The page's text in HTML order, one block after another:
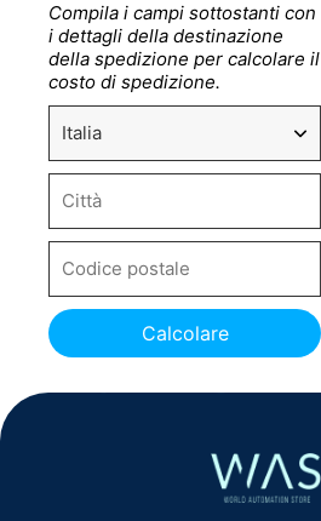
Compila i campi sottostanti con
i dettagli della destinazione
della spedizione per calcolare il
costo di spedizione.
Calcolare